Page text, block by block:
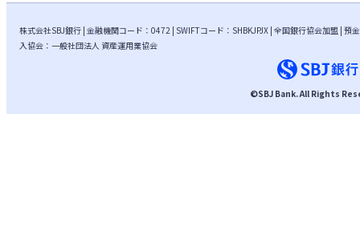
株式会社SBJ銀行 | 金融機関コード：0472 | SWIFTコード：SHBKJPJX | 全国銀行協会加盟 |
入協会：一般社団法人 資産運用業協会
©SBJ Bank. All Rights